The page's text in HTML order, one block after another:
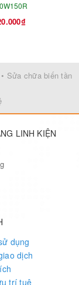
• Sửa chữa biến tần
LINH KIỆN
dụng
dịch
trí tuệ